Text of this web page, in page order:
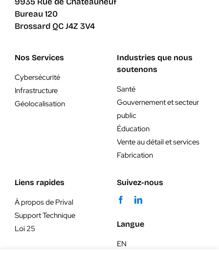
Bureau 120
Brossard QC J4Z 3V4
Nos Services
Cybersécurité
Infrastructure
Géolocalisation
Industries que nous
soutenons
Santé
Gouvernement et secteur
public
Éducation
Vente au détail et services
Fabrication
Liens rapides
À propos de Prival
Support Technique
Loi 25
Suivez-nous
Langue
EN